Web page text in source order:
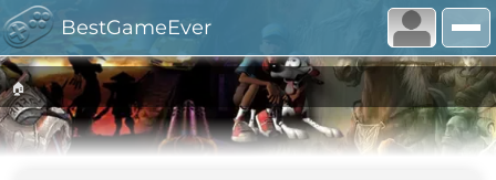
BestGameEver
🏠